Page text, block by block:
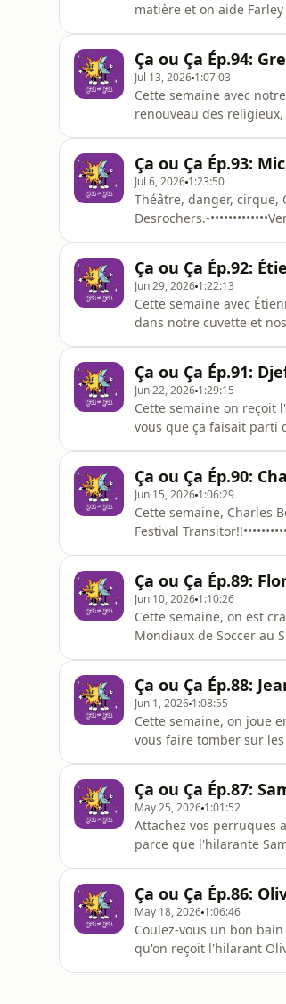
matière et on aide
framboise : Le goût :
compromis
Ça ou Ça Ép.94:
Jul 13, 2026 1:07:03
Cette semaine avec
renouveau des
le 16 juillet!Merci au
Sui
Ça ou Ça Ép.93:
Jul 6, 2026 1:23:50
Théâtre, danger, cirque,
Desrochers.-
rien manquer 👇 🚀 TOUT
:https://linktr.ee/
Ça ou Ça Ép.92:
Jun 29, 2026 1:22:13
Cette semaine avec
dans notre cuvette et nos
https://siboire.ca/fr/
TOUT LE MONDE GAGNE
Ça ou Ça Ép.91:
Jun 22, 2026 1:29:15
Cette semaine on reçoit
vous que ça faisait parti
•••••••••••••-Suivez-
:https://linktr.ee/TLMG1-
Ça ou Ça Ép.90:
Jun 15, 2026 1:06:29
Cette semaine, Charles
Festival
pour ne rien manquer 👇
ROBOT 🤖💟https://lin
Ça ou Ça Ép.89:
Jun 10, 2026 1:10:26
Cette semaine, on est
Mondiaux de Soccer au
TOUT LE MONDE
https://linktr.ee/
Ça ou Ça Ép.88:
Jun 1, 2026 1:08:55
Cette semaine, on joue
vous faire tomber sur les
OU ÇA 🌚https://
d'informations.
Ça ou Ça Ép.87:
May 25, 2026 1:01:52
Attachez vos perruques
parce que l'hilarante
laurent/•••••••••••••-
:https://linktr.ee/TL
Ça ou Ça Ép.86:
May 18, 2026 1:06:46
Coulez-vous un bon
qu'on reçoit l'hilarant